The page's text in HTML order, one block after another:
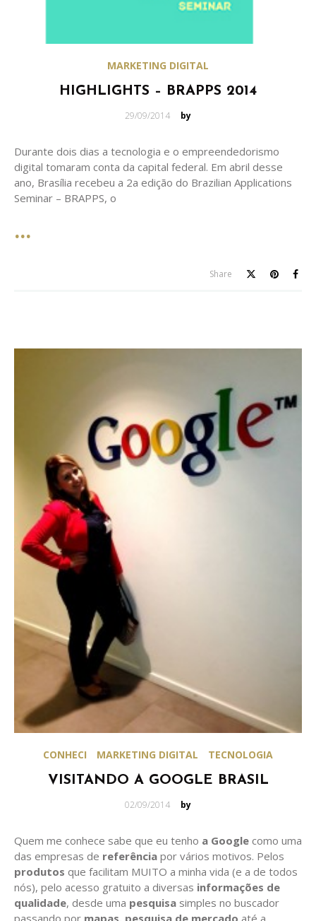
MARKETING DIGITAL
HIGHLIGHTS – BRAPPS 2014
Posted
29/09/2014 by
Durante dois dias a tecnologia e o empreendedorismo
digital tomaram conta da capital federal. Em abril desse
ano, Brasília recebeu a 2a edição do Brazilian Applications
Seminar – BRAPPS, o
Share
CONHECI MARKETING DIGITAL TECNOLOGIA
VISITANDO A GOOGLE BRASIL
Posted
02/09/2014 by
Quem me conhece sabe que eu tenho a Google como uma
das empresas de referência por vários motivos. Pelos
produtos que facilitam MUITO a minha vida (e a de todos
nós), pelo acesso gratuito a diversas informações de
qualidade, desde uma pesquisa simples no buscador